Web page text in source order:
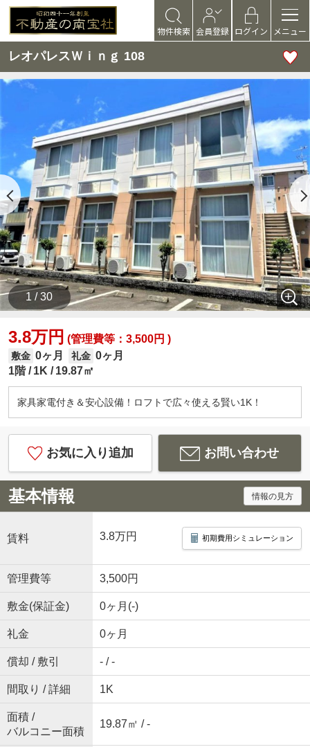
物件検索 会員登録 ログイン メニュー
レオパレスＷｉｎｇ 108
1 / 30
3.8万円 (管理費等：3,500円 )
敷金 0ヶ月 礼金 0ヶ月
1階
1K 19.87㎡
家具家電付き＆安心設備！ロフトで広々使える賢い1K！
お気に入り追加 お問い合わせ
基本情報 情報の見方
賃料 3.8万円 初期費用シミュレーション
管理費等 3,500円
敷金(保証金) 0ヶ月(-)
礼金 0ヶ月
償却 / 敷引 - / -
間取り / 詳細 1K
面積 /
バルコニー面積
19.87㎡ / -